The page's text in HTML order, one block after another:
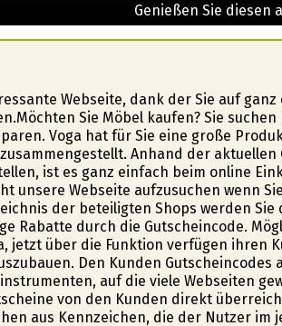
Genießen Sie diesen
Webseite, dank der Sie auf
Sie Möbel kaufen? Sie
Voga hat für Sie eine große
Anhand der
ist es ganz einfach beim online
unsere Webseite aufzusuchen wenn
der beteiligten Shops werden
Rabatte durch die Gutscheincode.
jetzt über die Funktion verfügen ihren
Den Kunden
auf die viele Webseiten
von den Kunden direkt
aus Kennzeichen, die der Nutzer im